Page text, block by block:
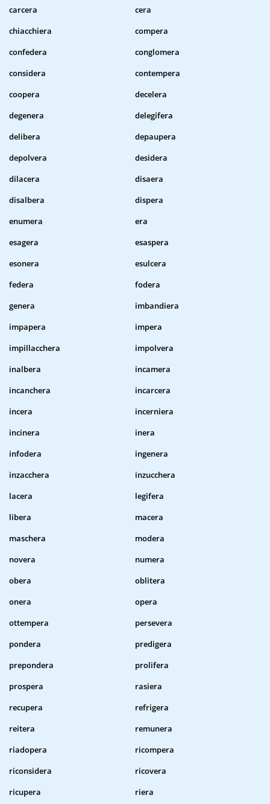
carcera
cera
chiacchiera
compera
confedera
conglomera
considera
contempera
coopera
decelera
degenera
delegifera
delibera
depaupera
depolvera
desidera
dilacera
disaera
disalbera
dispera
enumera
era
esagera
esaspera
esonera
esulcera
federa
fodera
genera
imbandiera
impapera
impera
impillacchera
impolvera
inalbera
incamera
incanchera
incarcera
incera
incerniera
incinera
inera
infodera
ingenera
inzacchera
inzucchera
lacera
legifera
libera
macera
maschera
modera
novera
numera
obera
oblitera
onera
opera
ottempera
persevera
pondera
predigera
prepondera
prolifera
prospera
rasiera
recupera
refrigera
reitera
remunera
riadopera
ricompera
riconsidera
ricovera
ricupera
riera